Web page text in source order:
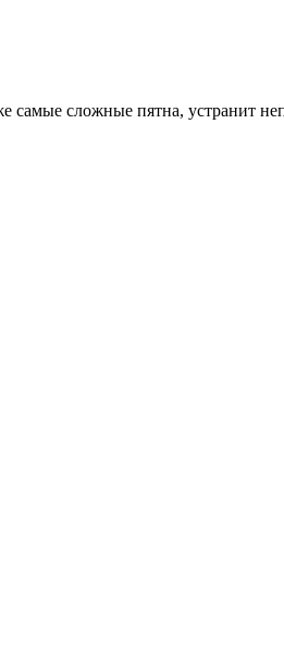
сложные пятна, устранит